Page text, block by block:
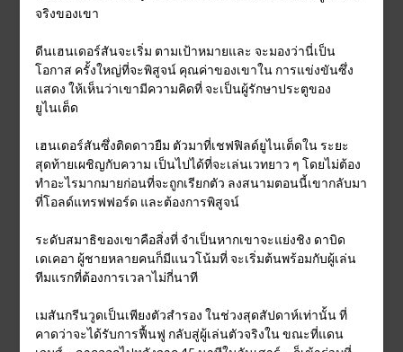
จริงของเขา
ดีนเฮนเดอร์สันจะเริ่ม ตามเป้าหมายและ จะมองว่านี่เป็น
โอกาส ครั้งใหญ่ที่จะพิสูจน์ คุณค่าของเขาใน การแข่งขันซึ่ง
แสดง ให้เห็นว่าเขามีความคิดที่ จะเป็นผู้รักษาประตูของ
ยูไนเต็ด
เฮนเดอร์สันซึ่งติดดาวยืม ตัวมาที่เชฟฟิลด์ยูไนเต็ดใน ระยะ
สุดท้ายเผชิญกับความ เป็นไปได้ที่จะเล่นเวทยาว ๆ โดยไม่ต้อง
ทำอะไรมากมายก่อนที่จะถูกเรียกตัว ลงสนามตอนนี้เขากลับมา
ที่โอลด์แทรฟฟอร์ด และต้องการพิสูจน์
ระดับสมาธิของเขาคือสิ่งที่ จำเป็นหากเขาจะแย่งชิง ดาบิด
เดเคอา ผู้ชายหลายคนก็มีแนวโน้มที่ จะเริ่มต้นพร้อมกับผู้เล่น
ทีมแรกที่ต้องการเวลาไม่กี่นาที
เมสันกรีนวูดเป็นเพียงตัวสำรอง ในช่วงสุดสัปดาห์เท่านั้น ที่
คาดว่าจะได้รับการฟื้นฟู กลับสู่ผู้เล่นตัวจริงใน ขณะที่แดน